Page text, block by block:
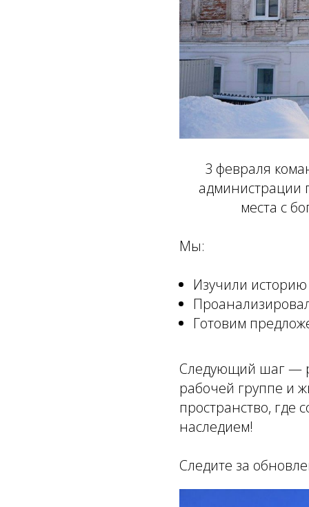
3 февраля
администрации
места с
Мы:
Изучили
Готовим
Следующий шаг —
рабочей группе и
пространство, где
наследием!
Следите за